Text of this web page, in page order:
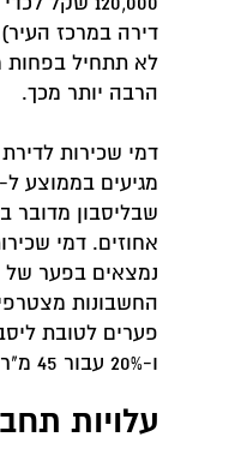
דירה במרכז
לא תתחיל בפחות
הרבה יותר מכך.
החשבונות
ו-20% עבור 45 מ"ר.
עלויות